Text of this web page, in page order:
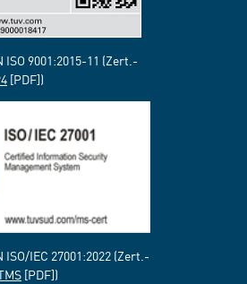
9001:2015-11 (Zert.-
[PDF])
IEC 27001:2022 (Zert.-
[PDF])